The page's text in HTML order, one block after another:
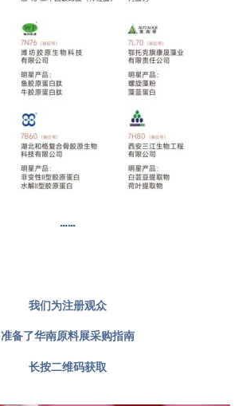
……
我们为注册观众
准备了华南原料展采购指南
长按二维码获取